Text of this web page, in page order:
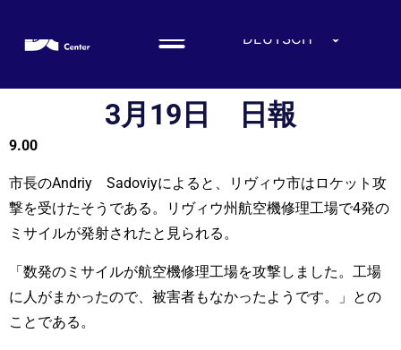
DEUTSCH
ESPAÑOL
FRANÇAIS
简体中文
हिन्दी
ITALIANO
3月19日 日報
9.00
市長のAndriy Sadoviyによると、リヴィウ市はロケット攻
撃を受けたそうである。リヴィウ州航空機修理工場で4発の
ミサイルが発射されたと見られる。
「数発のミサイルが航空機修理工場を攻撃しました。工場
に人がまかったので、被害者もなかったようです。」との
ことである。